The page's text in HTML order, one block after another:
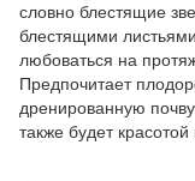
словно блестящие
блестящими
любоваться на
Предпочитает
дренированную
также будет